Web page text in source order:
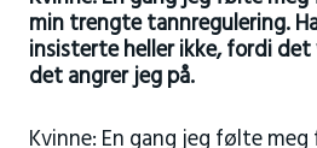
min trengte tannregulering.
insisterte heller ikke, fordi
det angrer jeg på.
Kvinne: En gang jeg følte